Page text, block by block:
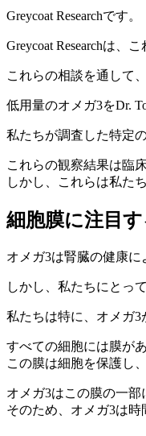
Greycoat Researchです。
Greycoat Researchは、
これらの相談を通して
低用量のオメガ3をDr.
私たちが調査した特定
これらの観察結果は臨
しかし、これらは私た
細胞膜に注目
オメガ3は腎臓の健康に
しかし、私たちにとっ
私たちは特に、オメガ3
すべての細胞には膜があ
この膜は細胞を保護し
オメガ3はこの膜の一部
そのため、オメガ3は